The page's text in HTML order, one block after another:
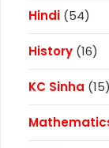
Hindi (54)
History (16)
KC Sinha (15)